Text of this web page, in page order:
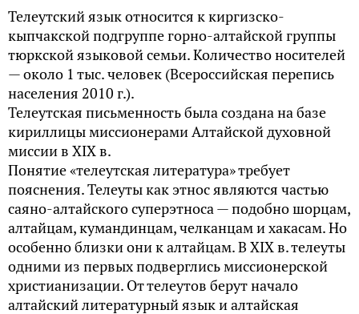
Телеутский язык относится к киргизско-
кыпчакской подгруппе горно-алтайской группы
тюркской языковой семьи. Количество носителей
— около 1 тыс. человек (Всероссийская перепись
населения 2010 г.).
Телеутская письменность была создана на базе
кириллицы миссионерами Алтайской духовной
миссии в XIX в.
Понятие «телеутская литература» требует
пояснения. Телеуты как этнос являются частью
саяно-алтайского суперэтноса — подобно шорцам,
алтайцам, кумандинцам, челканцам и хакасам. Но
особенно близки они к алтайцам. В XIX в. телеуты
одними из первых подверглись миссионерской
христианизации. От телеутов берут начало
алтайский литературный язык и алтайская